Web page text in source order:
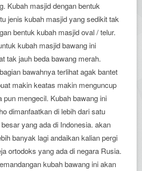
Kubah masjid dengan bentuk
jenis kubah masjid yang sedikit tak
bentuk kubah masjid oval / telur.
kubah masjid bawang ini
tak jauh beda bawang merah.
bawahnya terlihat agak bantet
makin keatas makin menguncup
pun mengecil. Kubah bawang ini
dimanfaatkan di lebih dari satu
yang ada di Indonesia. akan
banyak lagi andaikan kalian pergi
ortodoks yang ada di negara Rusia.
kubah bawang ini akan